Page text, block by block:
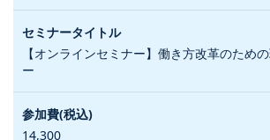
【オンラインセミナー】働き方改革のため
ー
14,300